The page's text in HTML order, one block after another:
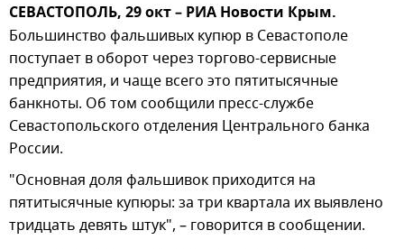
СЕВАСТОПОЛЬ, 29 окт – РИА Новости Крым.
Большинство фальшивых купюр в Севастополе
поступает в оборот через торгово-сервисные
предприятия, и чаще всего это пятитысячные
банкноты. Об том сообщили пресс-службе
Севастопольского отделения Центрального банка
России.
"Основная доля фальшивок приходится на
пятитысячные купюры: за три квартала их выявлено
тридцать девять штук", – говорится в сообщении.